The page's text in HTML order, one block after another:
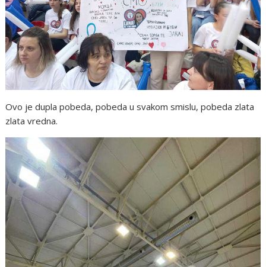
Ovo je dupla pobeda, pobeda u svakom smislu, pobeda zlata
zlata vredna.